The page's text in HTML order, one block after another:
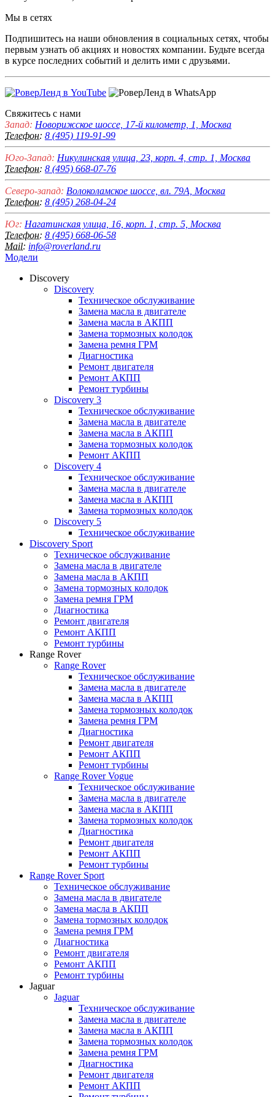
Мы в сетях
Подпишитесь на наши обновления в социальных сетях, чтобы
первым узнать об акциях и новостях компании. Будьте всегда
в курсе последних событий и делить ими с друзьями.
Свяжитесь с нами
Запад: Новорижское шоссе, 17-й километр, 1, Москва
Телефон: 8 (495) 119-91-99
Юго-Запад: Никулинская улица, 23, корп. 4, стр. 1, Москва
Телефон: 8 (495) 668-07-76
Северо-запад: Волоколамское шоссе, вл. 79А, Москва
Телефон: 8 (495) 268-04-24
Юг: Нагатинская улица, 16, корп. 1, стр. 5, Москва
Телефон: 8 (495) 668-06-58
Mail: info@roverland.ru
Модели
Discovery
Discovery
Техническое обслуживание
Замена масла в двигателе
Замена масла в АКПП
Замена тормозных колодок
Замена ремня ГРМ
Диагностика
Ремонт двигателя
Ремонт АКПП
Ремонт турбины
Discovery 3
Техническое обслуживание
Замена масла в двигателе
Замена масла в АКПП
Замена тормозных колодок
Ремонт АКПП
Discovery 4
Техническое обслуживание
Замена масла в двигателе
Замена масла в АКПП
Замена тормозных колодок
Discovery 5
Техническое обслуживание
Discovery Sport
Техническое обслуживание
Замена масла в двигателе
Замена масла в АКПП
Замена тормозных колодок
Замена ремня ГРМ
Диагностика
Ремонт двигателя
Ремонт АКПП
Ремонт турбины
Range Rover
Range Rover
Техническое обслуживание
Замена масла в двигателе
Замена масла в АКПП
Замена тормозных колодок
Замена ремня ГРМ
Диагностика
Ремонт двигателя
Ремонт АКПП
Ремонт турбины
Range Rover Vogue
Техническое обслуживание
Замена масла в двигателе
Замена масла в АКПП
Замена тормозных колодок
Диагностика
Ремонт двигателя
Ремонт АКПП
Ремонт турбины
Range Rover Sport
Техническое обслуживание
Замена масла в двигателе
Замена масла в АКПП
Замена тормозных колодок
Замена ремня ГРМ
Диагностика
Ремонт двигателя
Ремонт АКПП
Ремонт турбины
Jaguar
Jaguar
Техническое обслуживание
Замена масла в двигателе
Замена масла в АКПП
Замена тормозных колодок
Замена ремня ГРМ
Диагностика
Ремонт двигателя
Ремонт АКПП